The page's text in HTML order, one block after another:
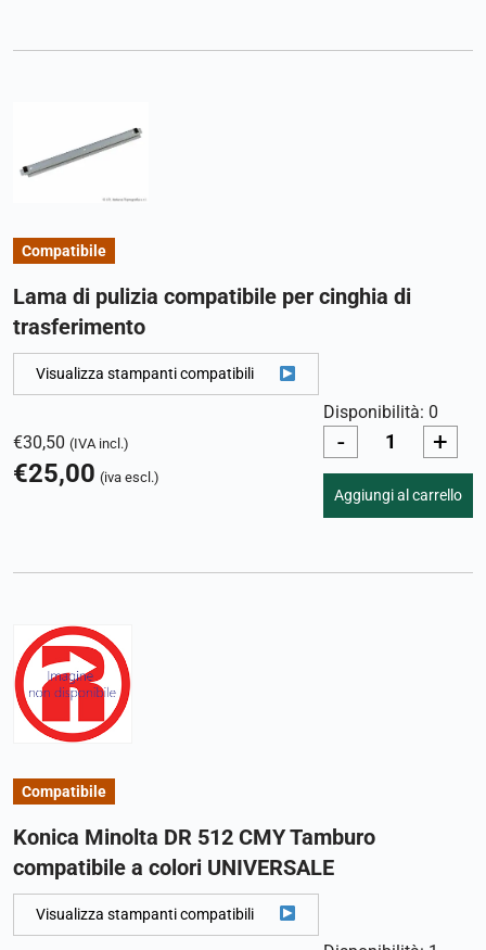
Compatibile
Lama di pulizia compatibile per cinghia di
trasferimento
Visualizza stampanti compatibili
€30,50 (IVA incl.)
€25,00 (iva escl.)
Disponibilità: 0
- +
Aggiungi al carrello
Compatibile
Konica Minolta DR 512 CMY Tamburo
compatibile a colori UNIVERSALE
Visualizza stampanti compatibili